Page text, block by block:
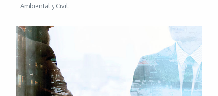
Ambiental y Civil.